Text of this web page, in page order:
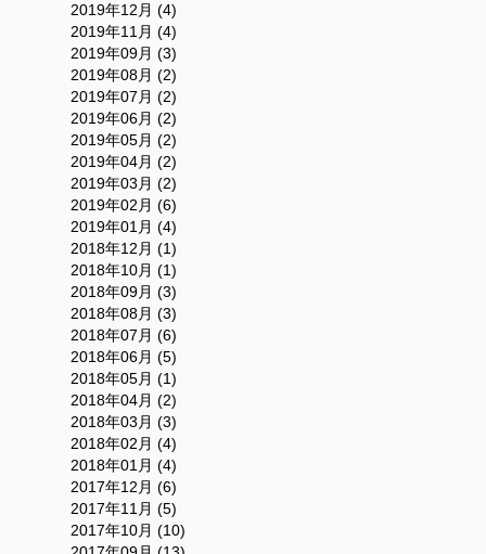
2019年12月 (4)
2019年11月 (4)
2019年09月 (3)
2019年08月 (2)
2019年07月 (2)
2019年06月 (2)
2019年05月 (2)
2019年04月 (2)
2019年03月 (2)
2019年02月 (6)
2019年01月 (4)
2018年12月 (1)
2018年10月 (1)
2018年09月 (3)
2018年08月 (3)
2018年07月 (6)
2018年06月 (5)
2018年05月 (1)
2018年04月 (2)
2018年03月 (3)
2018年02月 (4)
2018年01月 (4)
2017年12月 (6)
2017年11月 (5)
2017年10月 (10)